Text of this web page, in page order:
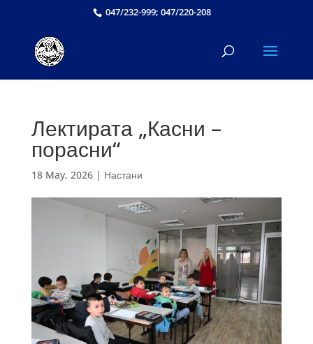
047/232-999; 047/220-208
Лектирата „Касни –
порасни“
18 May, 2026| Настани